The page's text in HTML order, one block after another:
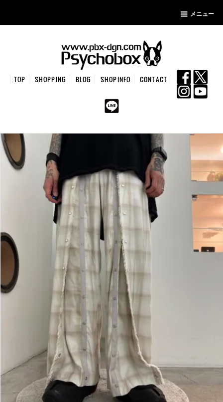
メニュー
TOP SHOPPING BLOG SHOPINFO CONTACT